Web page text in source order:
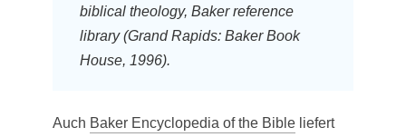
bibli­cal theo­lo­gy, Bak­er refe­rence
libra­ry (Grand Rapids: Bak­er Book
House, 1996).
Auch Bak­er Ency­clo­pe­dia of the Bible lie­fert